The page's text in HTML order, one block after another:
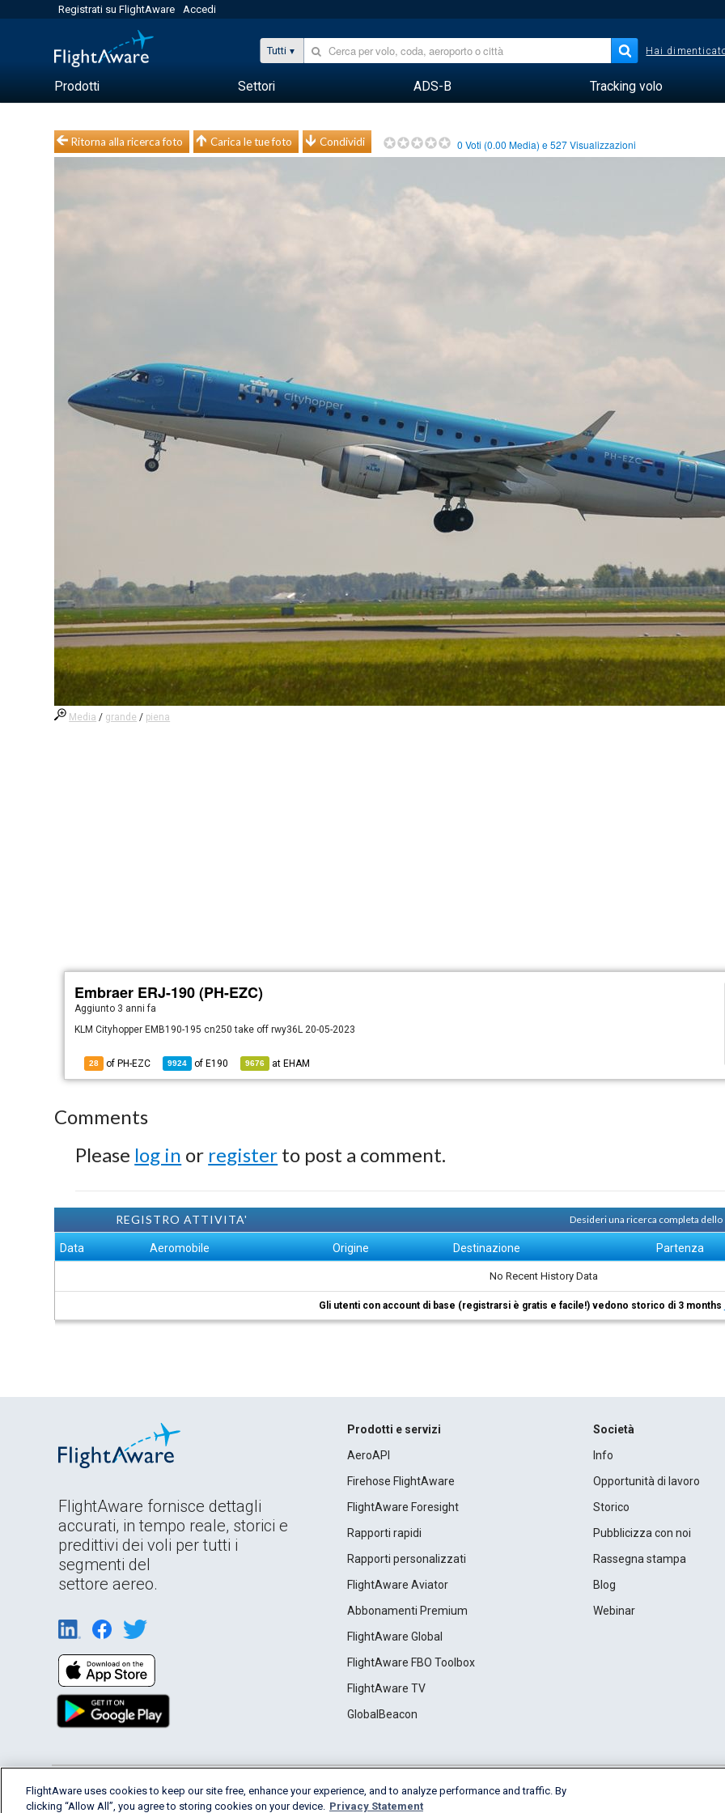
Registrati su FlightAware Accedi
Tutti Hai
Prodotti Settori ADS-B Tracking volo
Ritorna alla ricerca foto Carica le tue foto Condividi 0 Voti (0.00 Media) e527Visualizzazioni
Media / grande / piena
Embraer ERJ-190 (PH-EZC)
Aggiunto 3 anni fa
KLM Cityhopper EMB190-195 cn250 take off rwy36L 20-05-2023
28 of PH-EZC 9924 of E190 9676 at EHAM
Comments
Please log in or register to post a comment.
REGISTRO ATTIVITA' Desideri una ricerca completa dello
Data Aeromobile Origine Destinazione Partenza
No Recent History Data
Gli utenti con account di base (registrarsi è gratis e facile!) vedono storico di 3 months
FlightAware fornisce dettagli
accurati, in tempo reale, storici e
predittivi dei voli per tutti i
segmenti del
settore aereo.
Prodotti e servizi
AeroAPI
Firehose FlightAware
FlightAware Foresight
Rapporti rapidi
Rapporti personalizzati
FlightAware Aviator
Abbonamenti Premium
FlightAware Global
FlightAware FBO Toolbox
FlightAware TV
GlobalBeacon
Società
Info
Opportunità di lavoro
Storico
Pubblicizza con noi
Rassegna stampa
Blog
Webinar
English (USA) 2026 FlightAware Terms of Use Privacy Cookie Settings
FlightAware uses cookies to keep our site free, enhance your experience, and to analyze performance and traffic. By
clicking “Allow All”, you agree to storing cookies on your device. Privacy Statement